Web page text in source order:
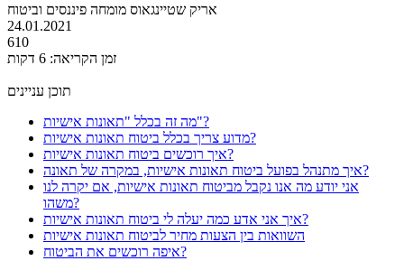
אריק שטיינגאוס מומחה פיננסים וביטוח
24.01.2021
610
זמן הקריאה: 6 דקות
תוכן עניינים
מה זה בכלל "תאונות אישיות"?
מדוע צריך בכלל ביטוח תאונות אישיות?
איך רוכשים ביטוח תאונות אישיות?
איך מתנהל בפועל ביטוח תאונות אישיות, במקרה של תאונה?
אני יודע מה אנו נקבל מביטוח תאונות אישיות, אם יקרה לנו
משהו?
איך אני אדע כמה יעלה לי ביטוח תאונות אישיות?
השוואות בין הצעות מחיר לביטוח תאונות אישיות
איפה רוכשים את הביטוח?